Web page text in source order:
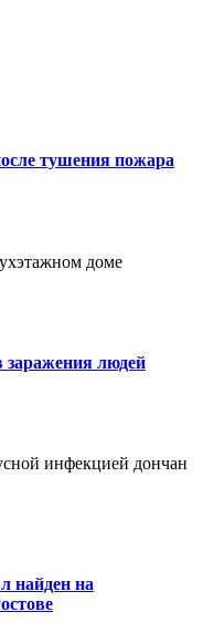
тушения пожара
доме
заражения людей
инфекцией дончан
найден на